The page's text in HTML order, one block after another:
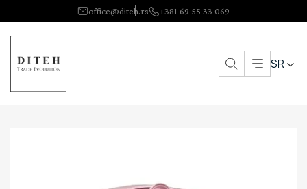
office@diteh.rs +381 69 55 33 069
SR